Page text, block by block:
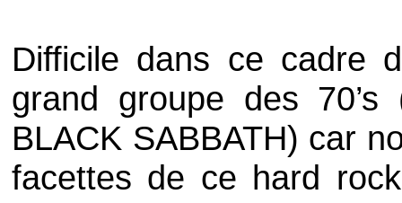
Difficile dans ce cadre
grand groupe des
BLACK SABBATH) car
facettes de ce hard rock